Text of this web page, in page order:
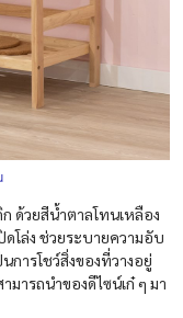
ด้วยสีน้ำตาลโทนเหลือง
โล่ง ช่วยระบายความอับ
การโชว์สิ่งของที่วางอยู่
มารถนำของดีไซน์เก๋ ๆ มา